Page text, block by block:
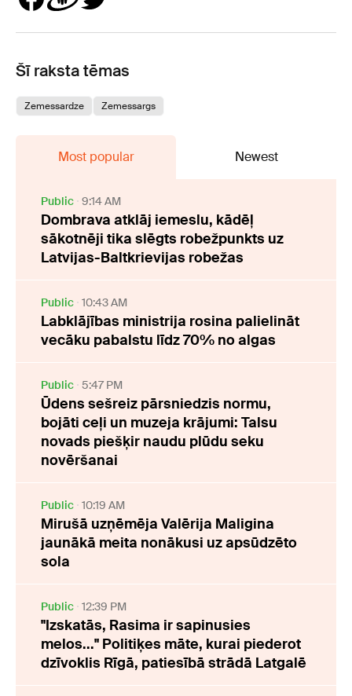
Šī raksta tēmas
Zemessardze Zemessargs
Most popular Newest
Public 9:14 AM
Dombrava atklāj iemeslu, kādēļ
sākotnēji tika slēgts robežpunkts uz
Latvijas-Baltkrievijas robežas
Public 10:43 AM
Labklājības ministrija rosina palielināt
vecāku pabalstu līdz 70% no algas
Public 5:47 PM
Ūdens sešreiz pārsniedzis normu,
bojāti ceļi un muzeja krājumi: Talsu
novads piešķir naudu plūdu seku
novēršanai
Public 10:19 AM
Mirušā uzņēmēja Valērija Maligina
jaunākā meita nonākusi uz apsūdzēto
sola
Public 12:39 PM
"Izskatās, Rasima ir sapinusies
melos..." Politiķes māte, kurai piederot
dzīvoklis Rīgā, patiesībā strādā Latgalē